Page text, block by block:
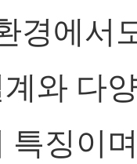
경에서
와 다
특징이